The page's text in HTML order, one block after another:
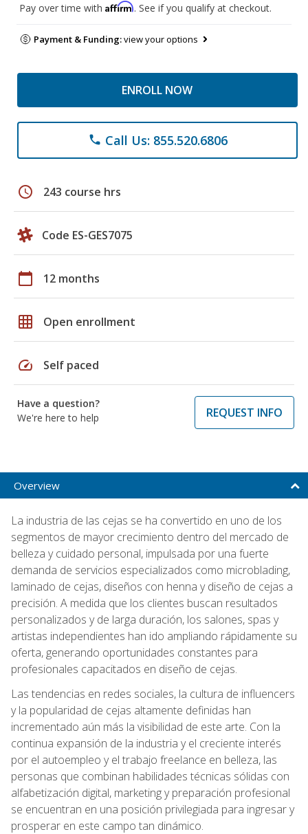
Pay over time with Affirm. See if you qualify at checkout.
Payment & Funding:view your options
ENROLL NOW
phone Call Us: 855.520.6806
schedule 243 course hrs
Code ES-GES7075
calendar_today 12 months
grid_on Open enrollment
speed Self paced
Have a question?
We're here to help
REQUEST INFO
Overview
La industria de las cejas se ha convertido en uno de los
segmentos de mayor crecimiento dentro del mercado de
belleza y cuidado personal, impulsada por una fuerte
demanda de servicios especializados como microblading,
laminado de cejas, diseños con henna y diseño de cejas a
precisión. A medida que los clientes buscan resultados
personalizados y de larga duración, los salones, spas y
artistas independientes han ido ampliando rápidamente su
oferta, generando oportunidades constantes para
profesionales capacitados en diseño de cejas.
Las tendencias en redes sociales, la cultura de influencers
y la popularidad de cejas altamente definidas han
incrementado aún más la visibilidad de este arte. Con la
continua expansión de la industria y el creciente interés
por el autoempleo y el trabajo freelance en belleza, las
personas que combinan habilidades técnicas sólidas con
alfabetización digital, marketing y preparación profesional
se encuentran en una posición privilegiada para ingresar y
prosperar en este campo tan dinámico.